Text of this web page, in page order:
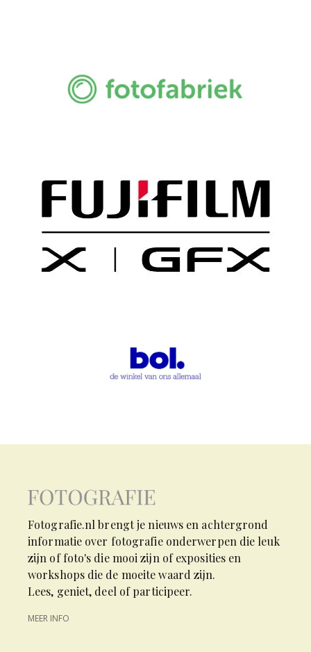
Fotografie.nl brengt je nieuws en achtergrond
informatie over fotografie onderwerpen die leuk
zijn of foto's die mooi zijn of exposities en
workshops die de moeite waard zijn.
Lees, geniet, deel of participeer.
MEER INFO